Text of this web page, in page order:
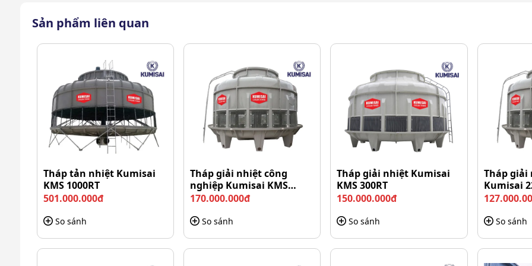
Motor công suất mạnh mẽ
Với lưu lượng gió lên đến 830 m³/phút TASHIN TSC 125RT đảm bảo lưu thông không khí liên tục, tăng hiệu
toàn cho máy móc.
Tiết kiệm điện năng
Sản phẩm liên quan
Tháp tản nhiệt Kumisai
KMS 1000RT
501.000.000đ
So sánh
Tháp giải nhiệt công
nghiệp Kumisai KMS
350RT
170.000.000đ
So sánh
Tháp giải nhiệt Kumisai
KMS 300RT
150.000.000đ
So sánh
Tháp
Kumisai
So sánh